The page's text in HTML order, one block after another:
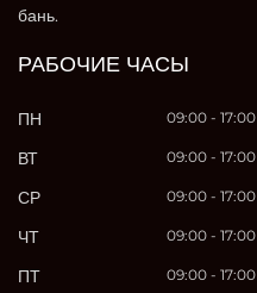
бань.
РАБОЧИЕ ЧАСЫ
ПН 09:00 - 17:00
ВТ 09:00 - 17:00
СР 09:00 - 17:00
ЧТ 09:00 - 17:00
ПТ 09:00 - 17:00